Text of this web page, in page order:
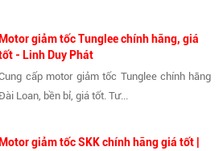
Motor giảm tốc Tunglee chính hãng, giá
- Linh Duy Phát
cấp motor giảm tốc Tunglee chính hãng
Loan, bền bỉ, giá tốt. Tư...
Motor giảm tốc SKK chính hãng giá tốt |